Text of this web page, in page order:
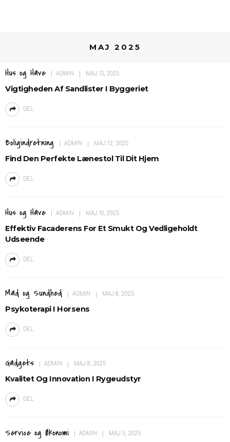
MAJ 2025
Hus og Have ADMIN MAJ 13, 2025
Vigtigheden Af Sandlister I Byggeriet
DEL
Boligindretning ADMIN MAJ 12, 2025
Find Den Perfekte Lænestol Til Dit Hjem
DEL
Hus og Have ADMIN MAJ 10, 2025
Effektiv Facaderens For Et Smukt Og Vedligeholdt
Udseende
DEL
Mad og Sundhed ADMIN MAJ 8, 2025
Psykoterapi I Horsens
DEL
Gadgets ADMIN MAJ 8, 2025
Kvalitet Og Innovation I Rygeudstyr
DEL
Service og Økonomi ADMIN MAJ 5, 2025